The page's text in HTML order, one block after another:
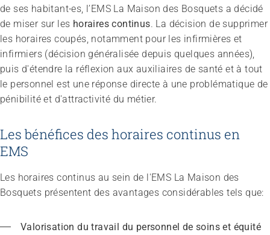
de ses habitant∙es, l’EMS La Maison des Bosquets a décidé
de miser sur les horaires continus. La décision de supprimer
les horaires coupés, notamment pour les infirmières et
infirmiers (décision généralisée depuis quelques années),
puis d'étendre la réflexion aux auxiliaires de santé et à tout
le personnel est une réponse directe à une problématique de
pénibilité et d'attractivité du métier.
Les bénéfices des horaires continus en
EMS
Les horaires continus au sein de l'EMS La Maison des
Bosquets présentent des avantages considérables tels que:
Valorisation du travail du personnel de soins et équité